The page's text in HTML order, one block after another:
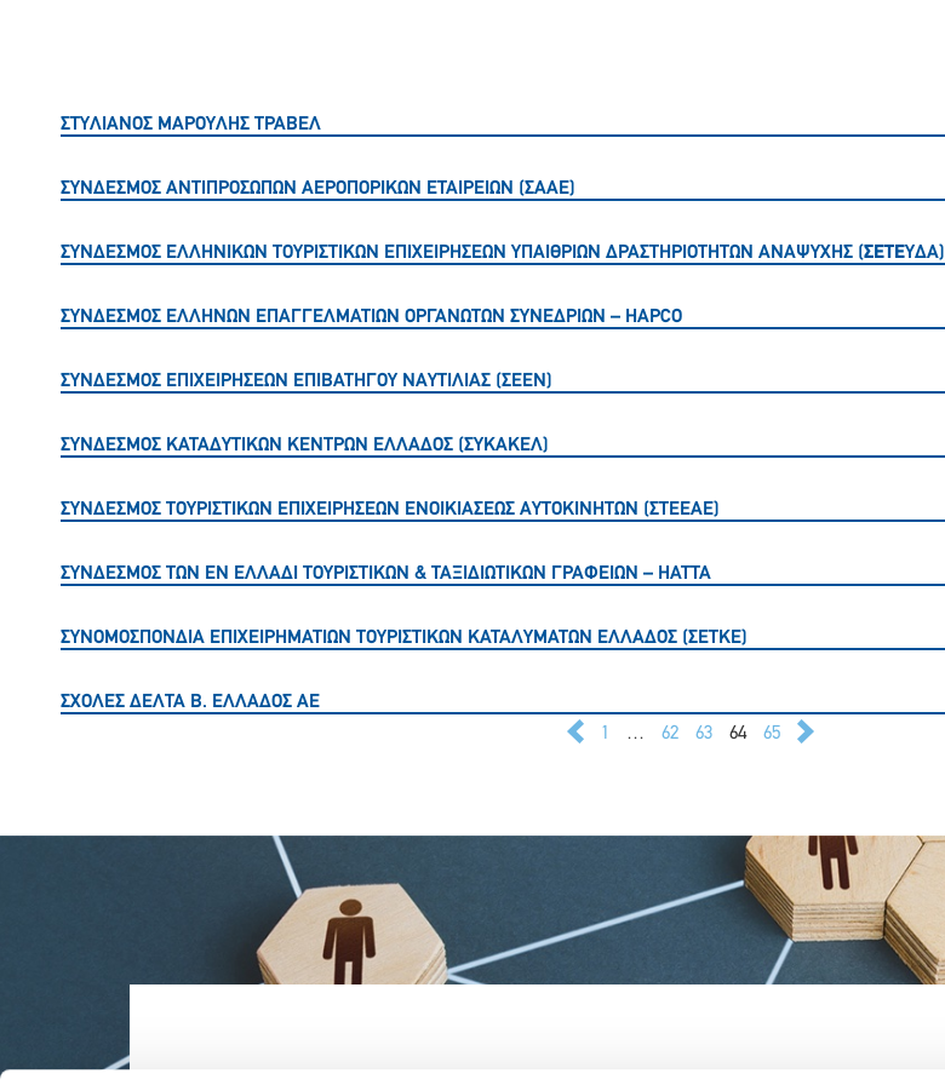
ΣΤΥΛΙΑΝΟΣ ΜΑΡΟΥΛΗΣ ΤΡΑΒΕΛ
ΣΥΝΔΕΣΜΟΣ ΑΝΤΙΠΡΟΣΩΠΩΝ ΑΕΡΟΠΟΡΙΚΩΝ ΕΤΑΙΡΕΙΩΝ (ΣΑΑΕ)
ΣΥΝΔΕΣΜΟΣ ΕΛΛΗΝΙΚΩΝ ΤΟΥΡΙΣΤΙΚΩΝ ΕΠΙΧΕΙΡΗΣΕΩΝ ΥΠΑΙΘΡΙΩΝ ΔΡΑΣΤΗΡΙΟΤΗΤΩΝ ΑΝΑΨΥΧΗΣ (ΣΕΤΕΥΔΑ)
ΣΥΝΔΕΣΜΟΣ ΕΛΛΗΝΩΝ ΕΠΑΓΓΕΛΜΑΤΙΩΝ ΟΡΓΑΝΩΤΩΝ ΣΥΝΕΔΡΙΩΝ – HAPCO
ΣΥΝΔΕΣΜΟΣ ΕΠΙΧΕΙΡΗΣΕΩΝ ΕΠΙΒΑΤΗΓΟΥ ΝΑΥΤΙΛΙΑΣ (ΣΕΕΝ)
ΣΥΝΔΕΣΜΟΣ ΚΑΤΑΔΥΤΙΚΩΝ ΚΕΝΤΡΩΝ ΕΛΛΑΔΟΣ (ΣΥΚΑΚΕΛ)
ΣΥΝΔΕΣΜΟΣ ΤΟΥΡΙΣΤΙΚΩΝ ΕΠΙΧΕΙΡΗΣΕΩΝ ΕΝΟΙΚΙΑΣΕΩΣ ΑΥΤΟΚΙΝΗΤΩΝ (ΣΤΕΕΑΕ)
ΣΥΝΔΕΣΜΟΣ ΤΩΝ ΕΝ ΕΛΛΑΔΙ ΤΟΥΡΙΣΤΙΚΩΝ & ΤΑΞΙΔΙΩΤΙΚΩΝ ΓΡΑΦΕΙΩΝ – ΗΑΤΤΑ
ΣΥΝΟΜΟΣΠΟΝΔΙΑ ΕΠΙΧΕΙΡΗΜΑΤΙΩΝ ΤΟΥΡΙΣΤΙΚΩΝ ΚΑΤΑΛΥΜΑΤΩΝ ΕΛΛΑΔΟΣ (ΣΕΤΚΕ)
ΣΧΟΛΕΣ ΔΕΛΤΑ Β. ΕΛΛΑΔΟΣ ΑΕ
1
… 62 63 64 65